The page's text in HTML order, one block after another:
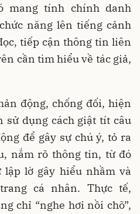
mang tính chính danh
năng lên tiếng cảnh
tiếp cận thông tin liên
cần tìm hiểu về tác giả,
động, chống đối, hiện
sử dụng cách giật tít câu
để gây sự chú ý, tỏ ra
nắm rõ thông tin, từ đó
lập lờ gây hiểu nhầm và
cá nhân. Thực tế,
chỉ “nghe hơi nồi chõ”,